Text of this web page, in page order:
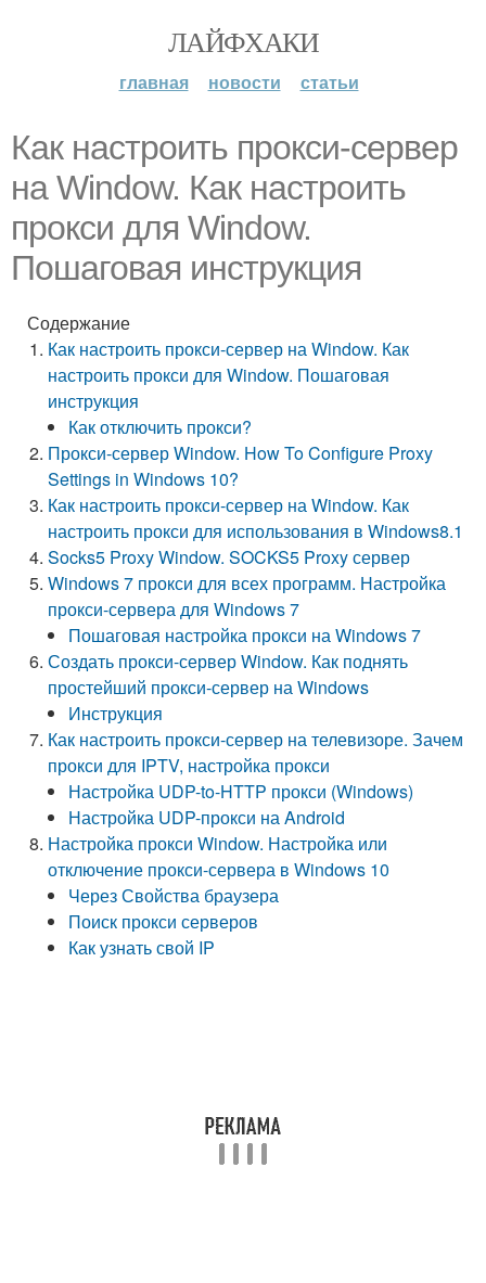
ЛАЙФХАКИ
главная новости статьи
Как настроить прокси-сервер
на Window. Как настроить
прокси для Window.
Пошаговая инструкция
Содержание
Как настроить прокси-сервер на Window. Как
настроить прокси для Window. Пошаговая
инструкция
Как отключить прокси?
Прокси-сервер Window. How To Configure Proxy
Settings in Windows 10?
Как настроить прокси-сервер на Window. Как
настроить прокси для использования в Windows8.1
Socks5 Proxy Window. SOCKS5 Proxy сервер
Windows 7 прокси для всех программ. Настройка
прокси-сервера для Windows 7
Пошаговая настройка прокси на Windows 7
Создать прокси-сервер Window. Как поднять
простейший прокси-сервер на Windows
Инструкция
Как настроить прокси-сервер на телевизоре. Зачем
прокси для IPTV, настройка прокси
Настройка UDP-to-HTTP прокси (Windows)
Настройка UDP-прокси на Android
Настройка прокси Window. Настройка или
отключение прокси-сервера в Windows 10
Через Свойства браузера
Поиск прокси серверов
Как узнать свой IP